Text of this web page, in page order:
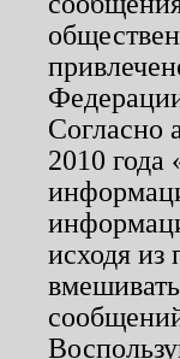
Согласно
2010
исходя